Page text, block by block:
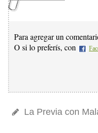
Para agregar un
O si lo preferís, con
La Previa con